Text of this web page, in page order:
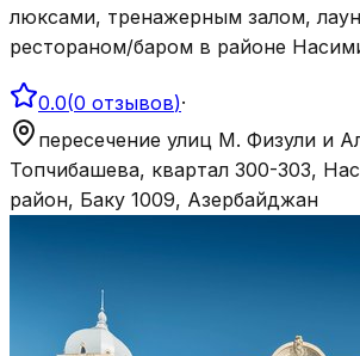
люксами, тренажерным залом,
рестораном/баром в районе
0.0(0 отзывов)·
пересечение улиц М. Физули и
Топчибашева, квартал 300-303,
район, Баку 1009, Азербайджан